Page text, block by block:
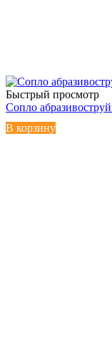
Быстрый просмотр
Сопло
В корзину